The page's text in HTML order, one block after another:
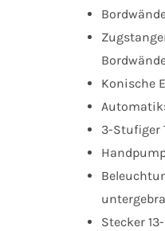
Konische
3-Stufiger
Stecker